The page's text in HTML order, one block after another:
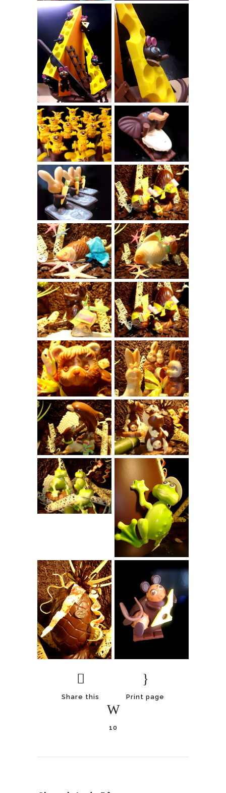
Share this Print page
10